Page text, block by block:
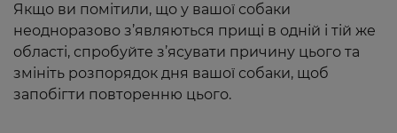
Якщо ви помітили, що у вашої собаки
неодноразово з’являються прищі в одній і тій же
області, спробуйте з’ясувати причину цього та
змініть розпорядок дня вашої собаки, щоб
запобігти повторенню цього.